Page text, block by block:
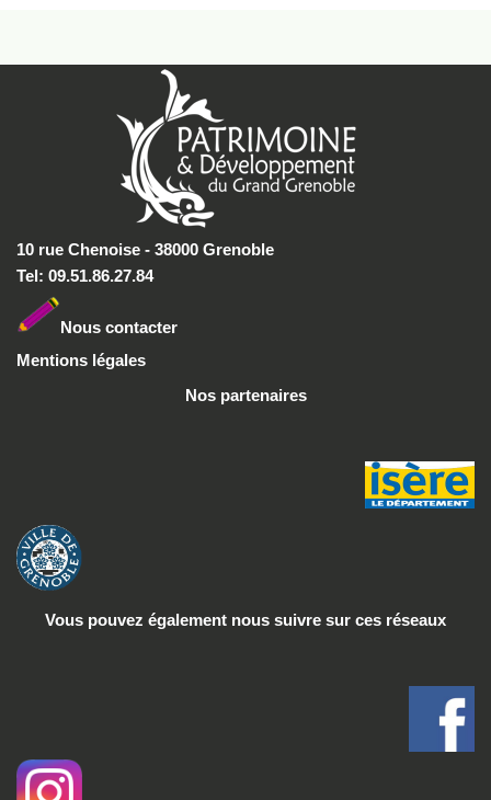
10 rue Chenoise - 38000 Grenoble
Tel: 09.51.86.27.84
Nous contacter
Mentions légales
Nos partenaires
Vous pouvez également nous suivre sur ces réseaux